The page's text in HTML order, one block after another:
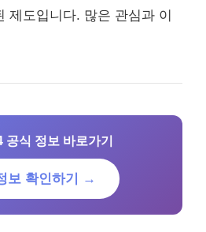
제도입니다. 많은 관심과 이
공식 정보 바로가기
보 확인하기 →